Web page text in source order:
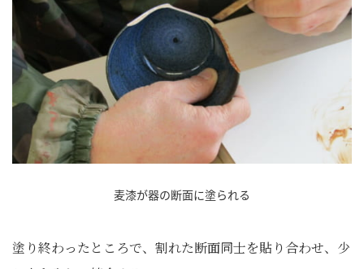
麦漆が器の断面に塗られる
塗り終わったところで、割れた断面同士を貼り合わせ、少